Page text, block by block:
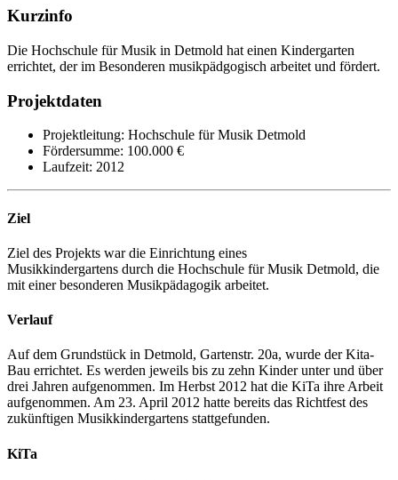
Kurzinfo
Die Hochschule für Musik in Detmold hat einen Kindergarten
errichtet, der im Besonderen musikpädgogisch arbeitet und fördert.
Projektdaten
Projektleitung: Hochschule für Musik Detmold
Fördersumme: 100.000 €
Laufzeit: 2012
Ziel
Ziel des Projekts war die Einrichtung eines
Musikkindergartens durch die Hochschule für Musik Detmold, die
mit einer besonderen Musikpädagogik arbeitet.
Verlauf
Auf dem Grundstück in Detmold, Gartenstr. 20a, wurde der Kita-
Bau errichtet. Es werden jeweils bis zu zehn Kinder unter und über
drei Jahren aufgenommen. Im Herbst 2012 hat die KiTa ihre Arbeit
aufgenommen. Am 23. April 2012 hatte bereits das Richtfest des
zukünftigen Musikkindergartens stattgefunden.
KiTa